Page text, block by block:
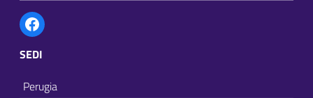
Facebook
SEDI
Perugia